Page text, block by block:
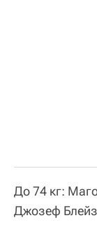
До 74 кг:
Джозеф